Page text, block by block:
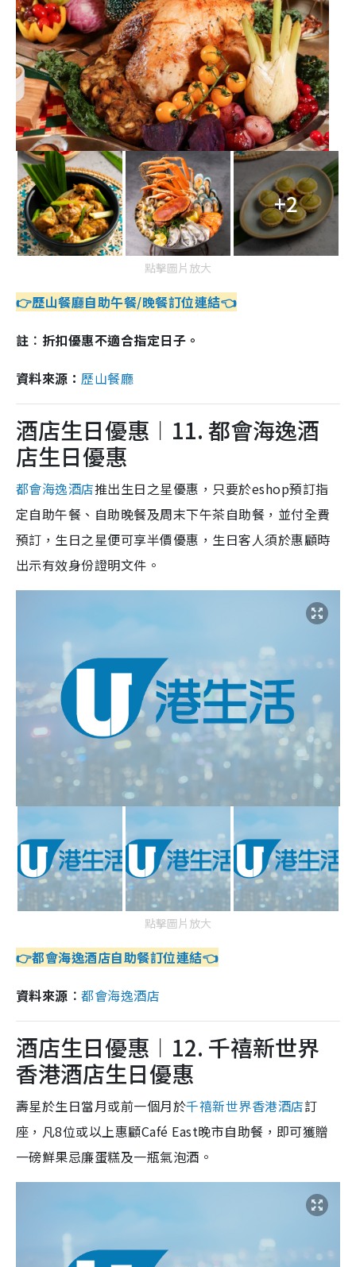
+2
點擊圖片放大
👉歷山餐廳自助午餐/晚餐訂位連結👈
註︰折扣優惠不適合指定日子。
資料來源：歷山餐廳
酒店生日優惠︱11. 都會海逸酒
店生日優惠
都會海逸酒店推出生日之星優惠，只要於eshop預訂指
定自助午餐、自助晚餐及周末下午茶自助餐，並付全費
預訂，生日之星便可享半價優惠，生日客人須於惠顧時
出示有效身份證明文件。
點擊圖片放大
👉都會海逸酒店自助餐訂位連結👈
資料來源︰都會海逸酒店
酒店生日優惠︱12. 千禧新世界
香港酒店生日優惠
壽星於生日當月或前一個月於千禧新世界香港酒店訂
座，凡8位或以上惠顧Café East晚市自助餐，即可獲贈
一磅鮮果忌廉蛋糕及一瓶氣泡酒。